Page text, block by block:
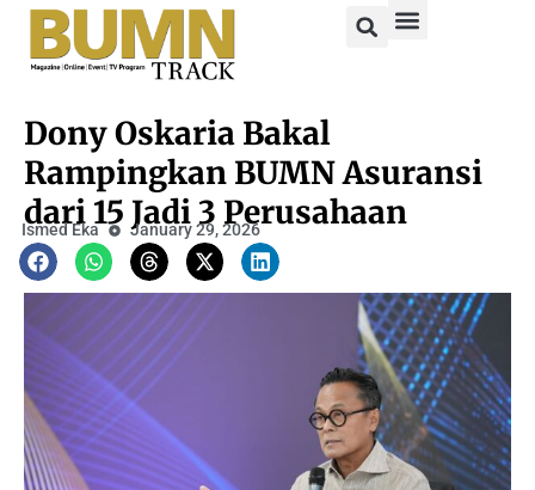
Dony Oskaria Bakal
Rampingkan BUMN Asuransi
dari 15 Jadi 3 Perusahaan
Ismed Eka January 29, 2026